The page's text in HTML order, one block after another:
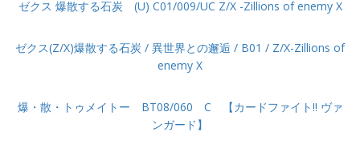
ゼクス 爆散する石炭 (U) C01/009/UC Z/X -Zillions of enemy X
ゼクス(Z/X)爆散する石炭 / 異世界との邂逅 / B01 / Z/X-Zillions of
enemy X
爆・散・トゥメイトー BT08/060 C 【カードファイト!! ヴァ
ンガード】